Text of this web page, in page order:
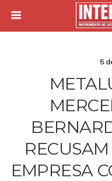
5
EMPRESA